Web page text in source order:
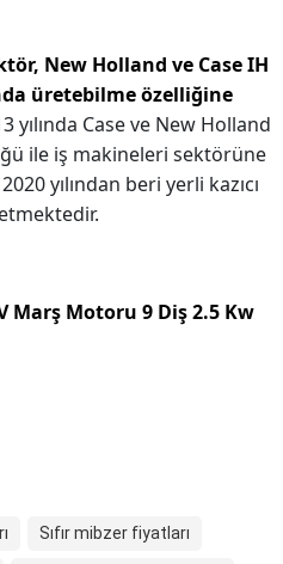
New Holland ve Case IH
üretebilme özelliğine
yılında Case ve New Holland
ile iş makineleri sektörüne
yılından beri yerli kazıcı
Marş Motoru 9 Diş 2.5 Kw
Sıfır mibzer fiyatları